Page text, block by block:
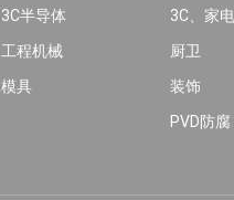
3C半导体
工程机械
模具
3C、家电
厨卫
装饰
PVD防腐